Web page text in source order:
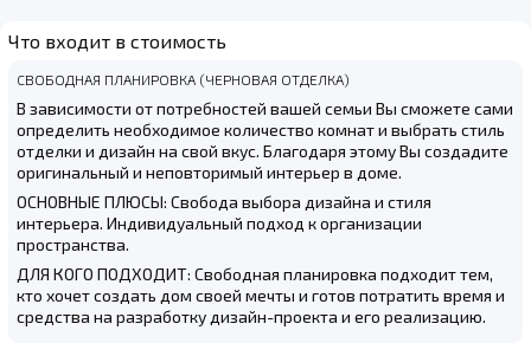
Что входит в стоимость
СВОБОДНАЯ ПЛАНИРОВКА (ЧЕРНОВАЯ ОТДЕЛКА)
В зависимости от потребностей вашей семьи Вы сможете сами
определить необходимое количество комнат и выбрать стиль
отделки и дизайн на свой вкус. Благодаря этому Вы создадите
оригинальный и неповторимый интерьер в доме.
ОСНОВНЫЕ ПЛЮСЫ: Свобода выбора дизайна и стиля
интерьера. Индивидуальный подход к организации
пространства.
ДЛЯ КОГО ПОДХОДИТ: Свободная планировка подходит тем,
кто хочет создать дом своей мечты и готов потратить время и
средства на разработку дизайн-проекта и его реализацию.